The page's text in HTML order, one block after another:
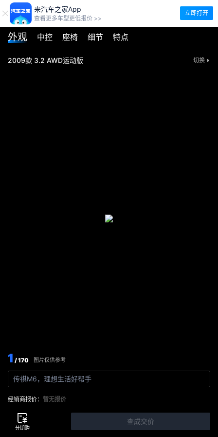
来汽车之家App
查看更多车型更低报价 >>
立即打开
外观 中控 座椅 细节 特点
2009款 3.2 AWD运动版 切换
1 / 170 图片仅供参考
传祺M6，理想生活好帮手
经销商报价： 暂无报价
查成交价